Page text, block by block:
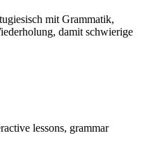
mit Grammatik,
damit schwierige
lessons, grammar